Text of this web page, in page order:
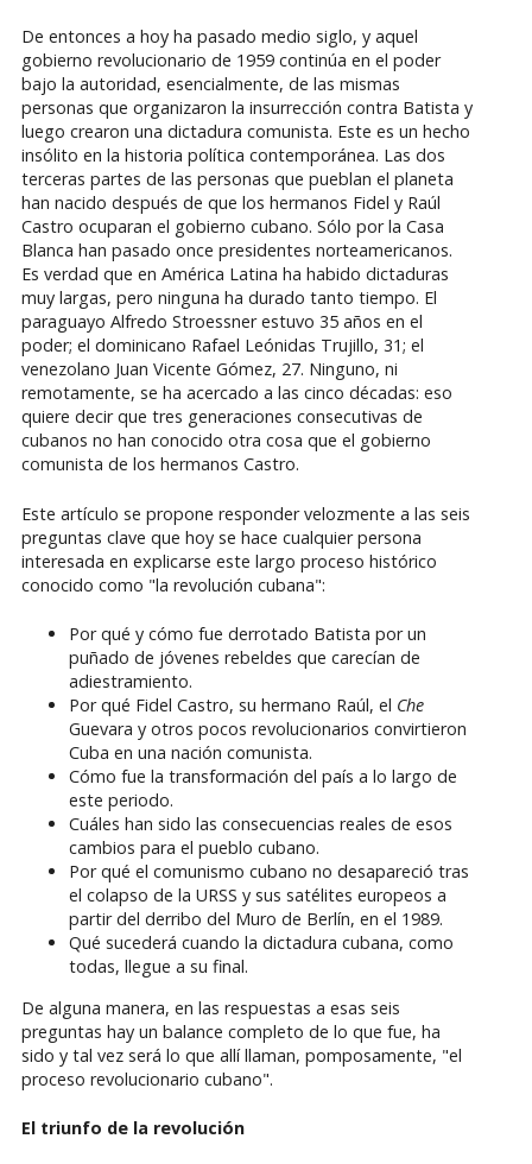
De entonces a hoy ha pasado medio siglo, y aquel
gobierno revolucionario de 1959 continúa en el poder
bajo la autoridad, esencialmente, de las mismas
personas que organizaron la insurrección contra Batista y
luego crearon una dictadura comunista. Este es un hecho
insólito en la historia política contemporánea. Las dos
terceras partes de las personas que pueblan el planeta
han nacido después de que los hermanos Fidel y Raúl
Castro ocuparan el gobierno cubano. Sólo por la Casa
Blanca han pasado once presidentes norteamericanos.
Es verdad que en América Latina ha habido dictaduras
muy largas, pero ninguna ha durado tanto tiempo. El
paraguayo Alfredo Stroessner estuvo 35 años en el
poder; el dominicano Rafael Leónidas Trujillo, 31; el
venezolano Juan Vicente Gómez, 27. Ninguno, ni
remotamente, se ha acercado a las cinco décadas: eso
quiere decir que tres generaciones consecutivas de
cubanos no han conocido otra cosa que el gobierno
comunista de los hermanos Castro.
Este artículo se propone responder velozmente a las seis
preguntas clave que hoy se hace cualquier persona
interesada en explicarse este largo proceso histórico
conocido como "la revolución cubana":
Por qué y cómo fue derrotado Batista por un
puñado de jóvenes rebeldes que carecían de
adiestramiento.
Por qué Fidel Castro, su hermano Raúl, el Che
Guevara y otros pocos revolucionarios convirtieron
Cuba en una nación comunista.
Cómo fue la transformación del país a lo largo de
este periodo.
Cuáles han sido las consecuencias reales de esos
cambios para el pueblo cubano.
Por qué el comunismo cubano no desapareció tras
el colapso de la URSS y sus satélites europeos a
partir del derribo del Muro de Berlín, en el 1989.
Qué sucederá cuando la dictadura cubana, como
todas, llegue a su final.
De alguna manera, en las respuestas a esas seis
preguntas hay un balance completo de lo que fue, ha
sido y tal vez será lo que allí llaman, pomposamente, "el
proceso revolucionario cubano".
El triunfo de la revolución